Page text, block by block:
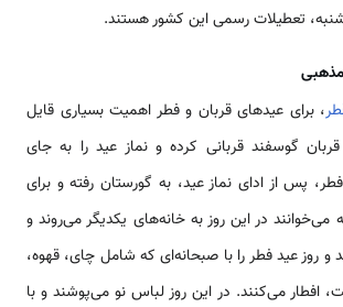
تعطیلات رسمی این کشور هستند.
، برای عیدهای قربان و فطر اهمیت بسیاری قایل
گوسفند قربانی کرده و نماز عید را به جای
پس از ادای نماز عید، به گورستان رفته و برای
در این روز به خانه‌های یکدیگر می‌روند و
و روز عید فطر را با صبحانه‌ای که شامل چای، قهوه،
افطار می‌کنند. در این روز لباس نو می‌پوشند و با